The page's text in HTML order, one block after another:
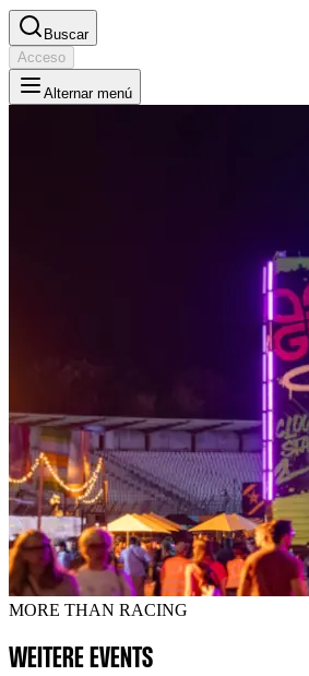
Buscar
Acceso
Alternar menú
MORE THAN RACING
WEITERE EVENTS